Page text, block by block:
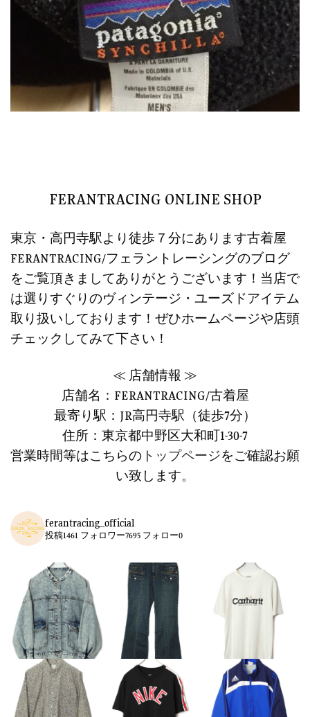
FERANTRACING ONLINE SHOP
東京・高円寺駅より徒歩７分にあります古着屋
FERANTRACING/フェラントレーシングのブログ
をご覧頂きましてありがとうございます！当店で
は選りすぐりのヴィンテージ・ユーズドアイテム
取り扱いしております！ぜひホームページや店頭
チェックしてみて下さい！
≪ 店舗情報 ≫
店舗名：FERANTRACING/古着屋
最寄り駅：JR高円寺駅（徒歩7分）
住所：東京都中野区大和町1-30-7
営業時間等はこちらの トップページをご確認お願
い致します。
ferantracing_official
投稿1461 フォロワー7695 フォロー0